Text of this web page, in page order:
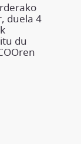
duela 4
du